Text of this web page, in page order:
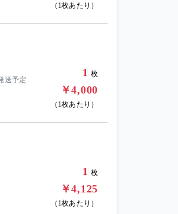
（1枚あたり）
送予定
1 枚
￥4,000
（1枚あたり）
1 枚
￥4,125
（1枚あたり）